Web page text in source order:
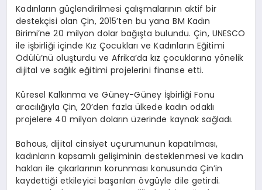
Kadınların güçlendirilmesi çalışmalarının aktif bir
destekçisi olan Çin, 2015’ten bu yana BM Kadın
Birimi’ne 20 milyon dolar bağışta bulundu. Çin, UNESCO
ile işbirliği içinde Kız Çocukları ve Kadınların Eğitimi
Ödülü’nü oluşturdu ve Afrika’da kız çocuklarına yönelik
dijital ve sağlık eğitimi projelerini finanse etti.
Küresel Kalkınma ve Güney-Güney İşbirliği Fonu
aracılığıyla Çin, 20’den fazla ülkede kadın odaklı
projelere 40 milyon doların üzerinde kaynak sağladı.
Bahous, dijital cinsiyet uçurumunun kapatılması,
kadınların kapsamlı gelişiminin desteklenmesi ve kadın
hakları ile çıkarlarının korunması konusunda Çin’in
kaydettiği etkileyici başarıları övgüyle dile getirdi.